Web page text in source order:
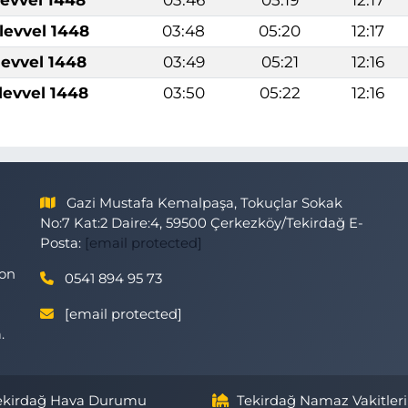
1448
03:48 05:20
12:17
1448
03:49 05:21
12:16
1448
03:50 05:22 12:16
Gazi Mustafa Kemalpaşa, Tokuçlar Sokak
No:7 Kat:2 Daire:4, 59500 Çerkezköy/Tekirdağ E-
Posta: [email protected]
0541 894 95 73
[email protected]
Hava Durumu Tekirdağ Namaz Vakitleri